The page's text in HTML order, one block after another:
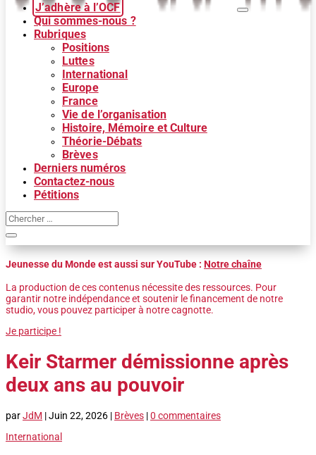
J’adhère à l’OCF
Qui sommes-nous ?
Rubriques
Positions
Luttes
International
Europe
France
Vie de l’organisation
Histoire, Mémoire et Culture
Théorie-Débats
Brèves
Derniers numéros
Contactez-nous
Pétitions
Jeunesse du Monde est aussi sur YouTube : Notre chaîne
La production de ces contenus nécessite des ressources. Pour
garantir notre indépendance et soutenir le financement de notre
studio, vous pouvez participer à notre cagnotte.
Je participe !
Keir Starmer démissionne après
deux ans au pouvoir
parJdM |Juin 22, 2026 | Brèves |0 commentaires
International